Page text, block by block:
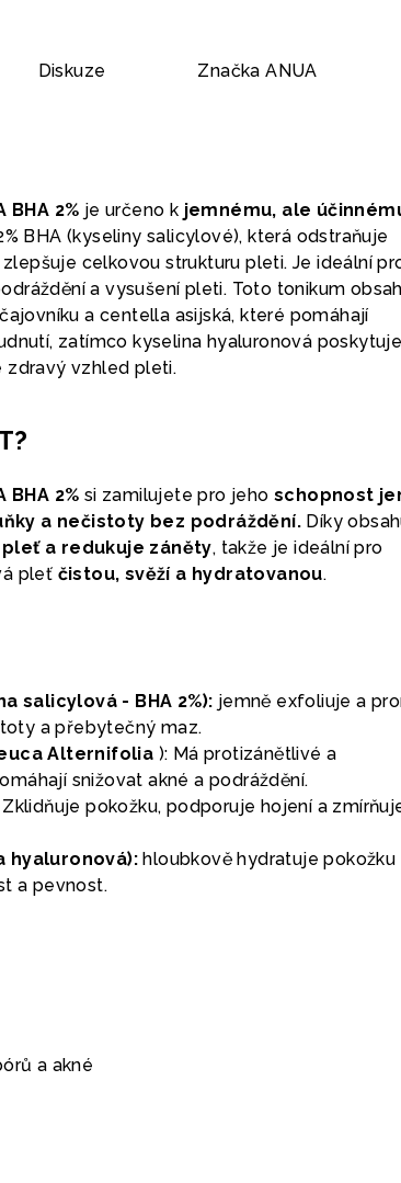
Diskuze Značka ANUA
2% je určeno k jemnému, ale
BHA (kyseliny salicylové), která odstraňuje
celkovou strukturu pleti. Je ideální
a vysušení pleti. Toto tonikum
a centella asijská, které pomáhají
zatímco kyselina hyaluronová
zdravý vzhled pleti.
2% si zamilujete pro jehoschopnost
a nečistoty bez podráždění. Díky
a redukuje záněty, takže je ideální pro
pleť čistou, svěží a hydratovanou.
salicylová - BHA 2%): jemně exfoliuje a
a přebytečný maz.
Alternifolia ): Má protizánětlivé a
snižovat akné a podráždění.
Zklidňuje pokožku, podporuje hojení a
hyaluronová): hloubkově hydratuje pokožku
a pevnost.
a akné